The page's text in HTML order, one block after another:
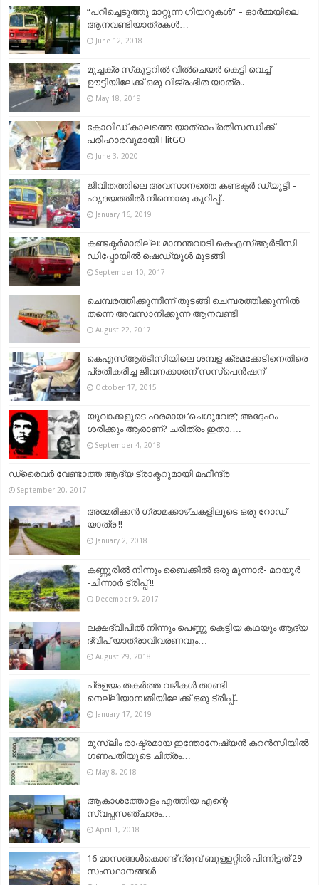
“പറിച്ചെടുത്തു മാറ്റുന്ന ഗിയറുകൾ” – ഓർമ്മയിലെ
ആനവണ്ടിയാത്രകൾ…
June 12, 2018
മുച്ചക്ര സ്‌കൂട്ടറിൽ വീൽചെയർ കെട്ടി വെച്ച്
ഊട്ടിയിലേക്ക് ഒരു വിജ്രംഭിത യാത്ര..
May 18, 2019
കോവിഡ് കാലത്തെ യാത്രാപ്രതിസന്ധിക്ക്‌
പരിഹാരവുമായി FlitGO
June 3, 2020
ജീവിതത്തിലെ അവസാനത്തെ കണ്ടക്ടർ ഡ്യൂട്ടി –
ഹൃദയത്തിൽ നിന്നൊരു കുറിപ്പ്..
January 16, 2019
കണ്ടക്ടർമാരില്ല: മാനന്തവാടി കെഎസ്ആർടിസി
ഡിപ്പോയിൽ ഷെഡ്യൂൾ മുടങ്ങി
September 10, 2017
ചെമ്പരത്തിക്കുന്നീന്ന് തുടങ്ങി ചെമ്പരത്തിക്കുന്നില്‍
തന്നെ അവസാനിക്കുന്ന ആനവണ്ടി
August 22, 2017
കെഎസ്ആര്‍ടിസിയിലെ ശമ്പള ക്രമക്കേടിനെതിരെ
പ്രതികരിച്ച ജീവനക്കാരന് സസ്‌പെന്‍ഷന്
October 17, 2015
യുവാക്കളുടെ ഹരമായ ‘ചെഗുവേര’; അദ്ദേഹം
ശരിക്കും ആരാണ്? ചരിത്രം ഇതാ….
September 4, 2018
ഡ്രൈവര്‍ വേണ്ടാത്ത ആദ്യ ട്രാക്ടറുമായി മഹീന്ദ്ര
September 20, 2017
അമേരിക്കന്‍ ഗ്രാമക്കാഴ്ചകളിലൂടെ ഒരു റോഡ്‌
യാത്ര !!
January 2, 2018
കണ്ണൂരിൽ നിന്നും ബൈക്കില്‍ ഒരു മൂന്നാർ- മറയൂർ
-ചിന്നാർ ട്രിപ്പ്‌ !!
December 9, 2017
ലക്ഷദ്വീപിൽ നിന്നും പെണ്ണു കെട്ടിയ കഥയും ആദ്യ
ദ്വീപ് യാത്രാവിവരണവും…
August 29, 2018
പ്രളയം തകർത്ത വഴികൾ താണ്ടി
നെല്ലിയാമ്പതിയിലേക്ക് ഒരു ട്രിപ്പ്..
January 17, 2019
മുസ്ലിം രാഷ്ട്രമായ ഇന്തോനേഷ്യന്‍ കറന്‍സിയില്‍
ഗണപതിയുടെ ചിത്രം…
May 8, 2018
ആകാശത്തോളം എത്തിയ എന്റെ
സ്വപ്നസഞ്ചാരം…
April 1, 2018
16 മാസങ്ങള്‍കൊണ്ട് ദ്രുവ് ബുള്ളറ്റില്‍ പിന്നിട്ടത് 29
സംസ്ഥാനങ്ങള്‍